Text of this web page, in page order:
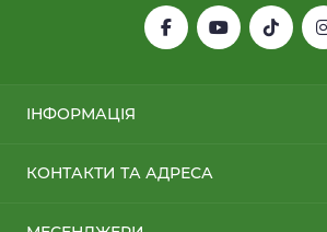
ІНФОРМАЦІЯ
Про нас
КОНТАКТИ ТА АДРЕСА